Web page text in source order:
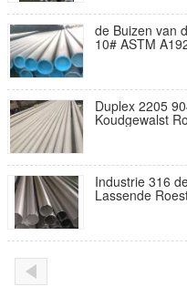
de Buizen van
10# ASTM
Duplex 2205
Koudgewalst
Industrie 316
Lassende